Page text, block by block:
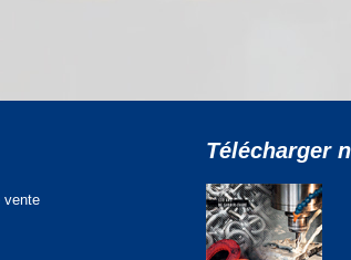
vente
Télécharger